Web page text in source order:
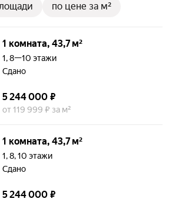
по цене за м²
1 комната, 43,7 м²
1, 8—10 этажи
Сдано
5 244 000 ₽
от 119 999 ₽ за м²
1 комната, 43,7 м²
1, 8, 10 этажи
Сдано
5 244 000 ₽